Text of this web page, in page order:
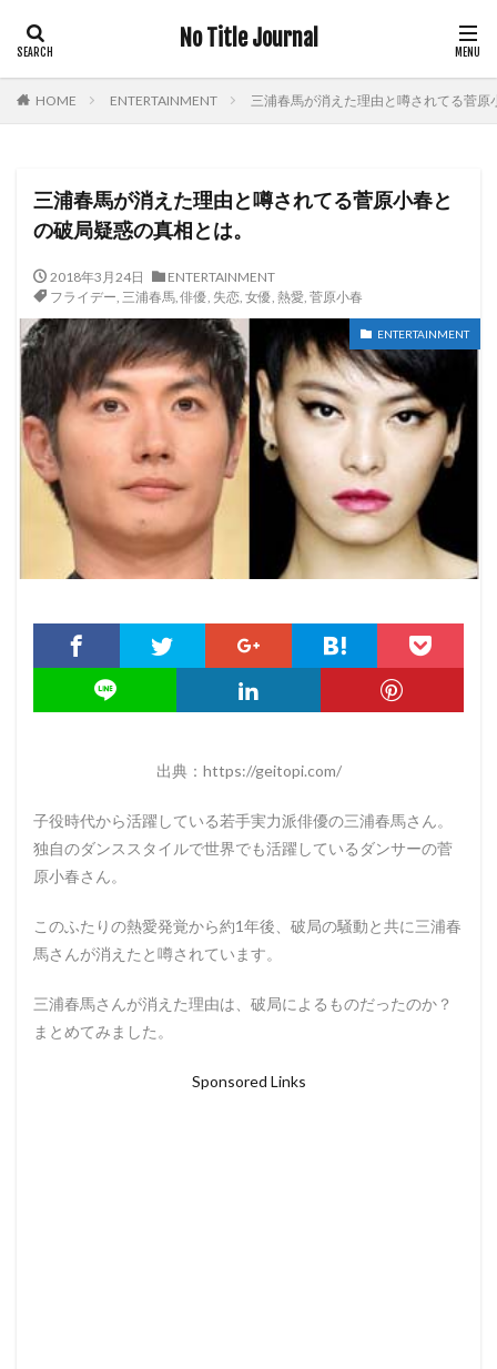
No Title Journal
HOME ENTERTAINMENT 三浦春馬が消えた理由と噂されてる菅
三浦春馬が消えた理由と噂されてる菅原小春と
の破局疑惑の真相とは。
2018年3月24日
ENTERTAINMENT
フライデー, 三浦春馬,俳優, 失恋, 女優, 熱愛, 菅原小春
ENTERTAINMENT
出典：https://geitopi.com/
子役時代から活躍している若手実力派俳優の三浦春馬さん。
独自のダンススタイルで世界でも活躍しているダンサーの菅
原小春さん。
このふたりの熱愛発覚から約1年後、破局の騒動と共に三浦春
馬さんが消えたと噂されています。
三浦春馬さんが消えた理由は、破局によるものだったのか？
まとめてみました。
Sponsored Links